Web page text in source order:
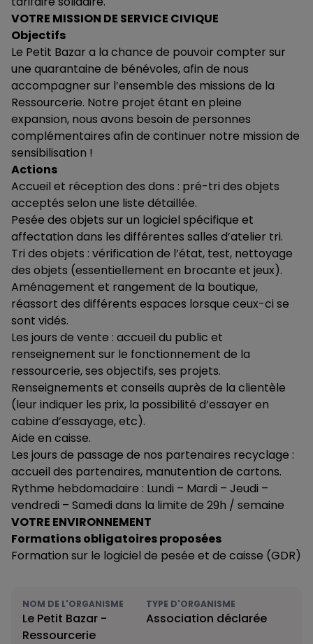
VOTRE MISSION DE SERVICE CIVIQUE
Objectifs
Le Petit Bazar a la chance de pouvoir compter sur
une quarantaine de bénévoles, afin de nous
accompagner sur l’ensemble des missions de la
Ressourcerie. Notre projet étant en pleine
expansion, nous avons besoin de personnes
complémentaires afin de continuer notre mission de
sensibilisation !
Actions
Accueil et réception des dons : pré-tri des objets
acceptés selon une liste détaillée.
Pesée des objets sur un logiciel spécifique et
affectation dans les différentes salles d’atelier tri.
Tri des objets : vérification de l’état, test, nettoyage
des objets (essentiellement en brocante et jeux).
Aménagement et rangement de la boutique,
réassort des différents espaces lorsque ceux-ci se
sont vidés.
Les jours de vente : accueil du public et
renseignement sur le fonctionnement de la
ressourcerie, ses objectifs, ses projets.
Renseignements et conseils auprès de la clientèle
(leur indiquer les prix, la possibilité d’essayer en
cabine d’essayage, etc).
Aide en caisse.
Les jours de passage de nos partenaires recyclage :
accueil des partenaires, manutention de cartons.
Rythme hebdomadaire : Lundi – Mardi – Jeudi –
vendredi – Samedi dans la limite de 29h / semaine
VOTRE ENVIRONNEMENT
Formations obligatoires proposées
Formation sur le logiciel de pesée et de caisse (GDR)
NOM DE L'ORGANISME
Le Petit Bazar -
Ressourcerie
TYPE D'ORGANISME
Association déclarée